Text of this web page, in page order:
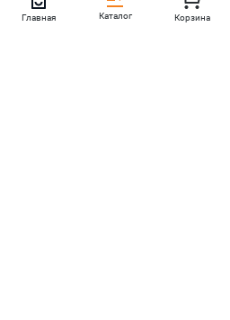
Главная Каталог Корзина